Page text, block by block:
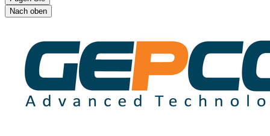
Nach oben